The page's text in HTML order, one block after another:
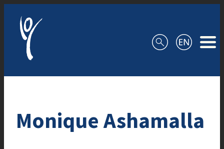
Monique Ashamalla